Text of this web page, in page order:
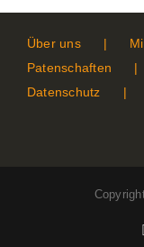
Über uns
Patenschaften
Datenschutz